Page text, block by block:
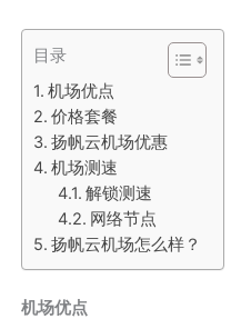
目录
机场优点
价格套餐
扬帆云机场优惠
机场测速
解锁测速
网络节点
扬帆云机场怎么样？
机场优点